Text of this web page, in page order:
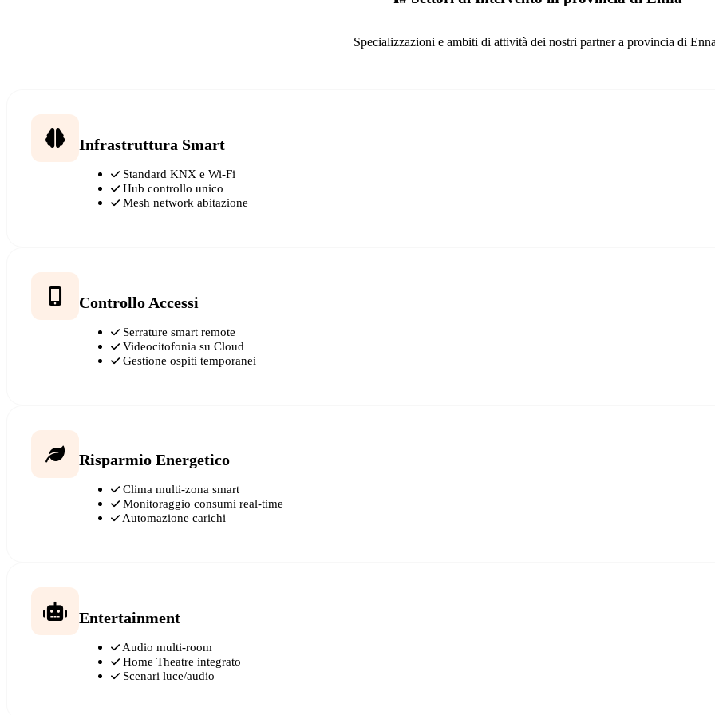
Specializzazioni e ambiti di attività dei nostri partner a provincia di
Infrastruttura Smart
Standard KNX e Wi-Fi
Hub controllo unico
Mesh network abitazione
Controllo Accessi
Serrature smart remote
Videocitofonia su Cloud
Gestione ospiti temporanei
Risparmio Energetico
Clima multi-zona smart
Monitoraggio consumi real-time
Automazione carichi
Entertainment
Audio multi-room
Home Theatre integrato
Scenari luce/audio